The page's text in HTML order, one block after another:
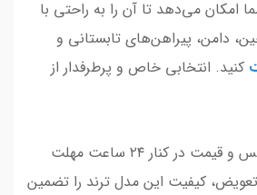
می‌دهد تا آن را به راحتی با
دامن، پیراهن‌های تابستانی و
کنید. انتخابی خاص و پرطرفدار از
ما با ضمانت بهترین جنس و قیمت در کنار ۲۴ ساعت مهلت
مهلت تعویض، کیفیت این مدل ترند را تضمین